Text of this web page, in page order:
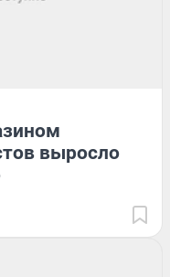
выросло